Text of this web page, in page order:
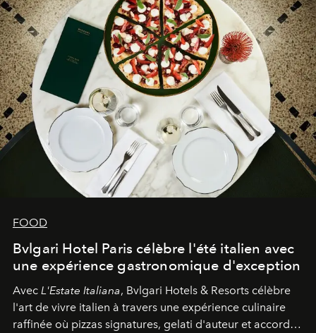
FOOD
Bvlgari Hotel Paris célèbre l'été italien avec
une expérience gastronomique d'exception
Avec L'Estate Italiana, Bvlgari Hotels & Resorts célèbre
l'art de vivre italien à travers une expérience culinaire
raffinée où pizzas signatures, gelati d'auteur et accords